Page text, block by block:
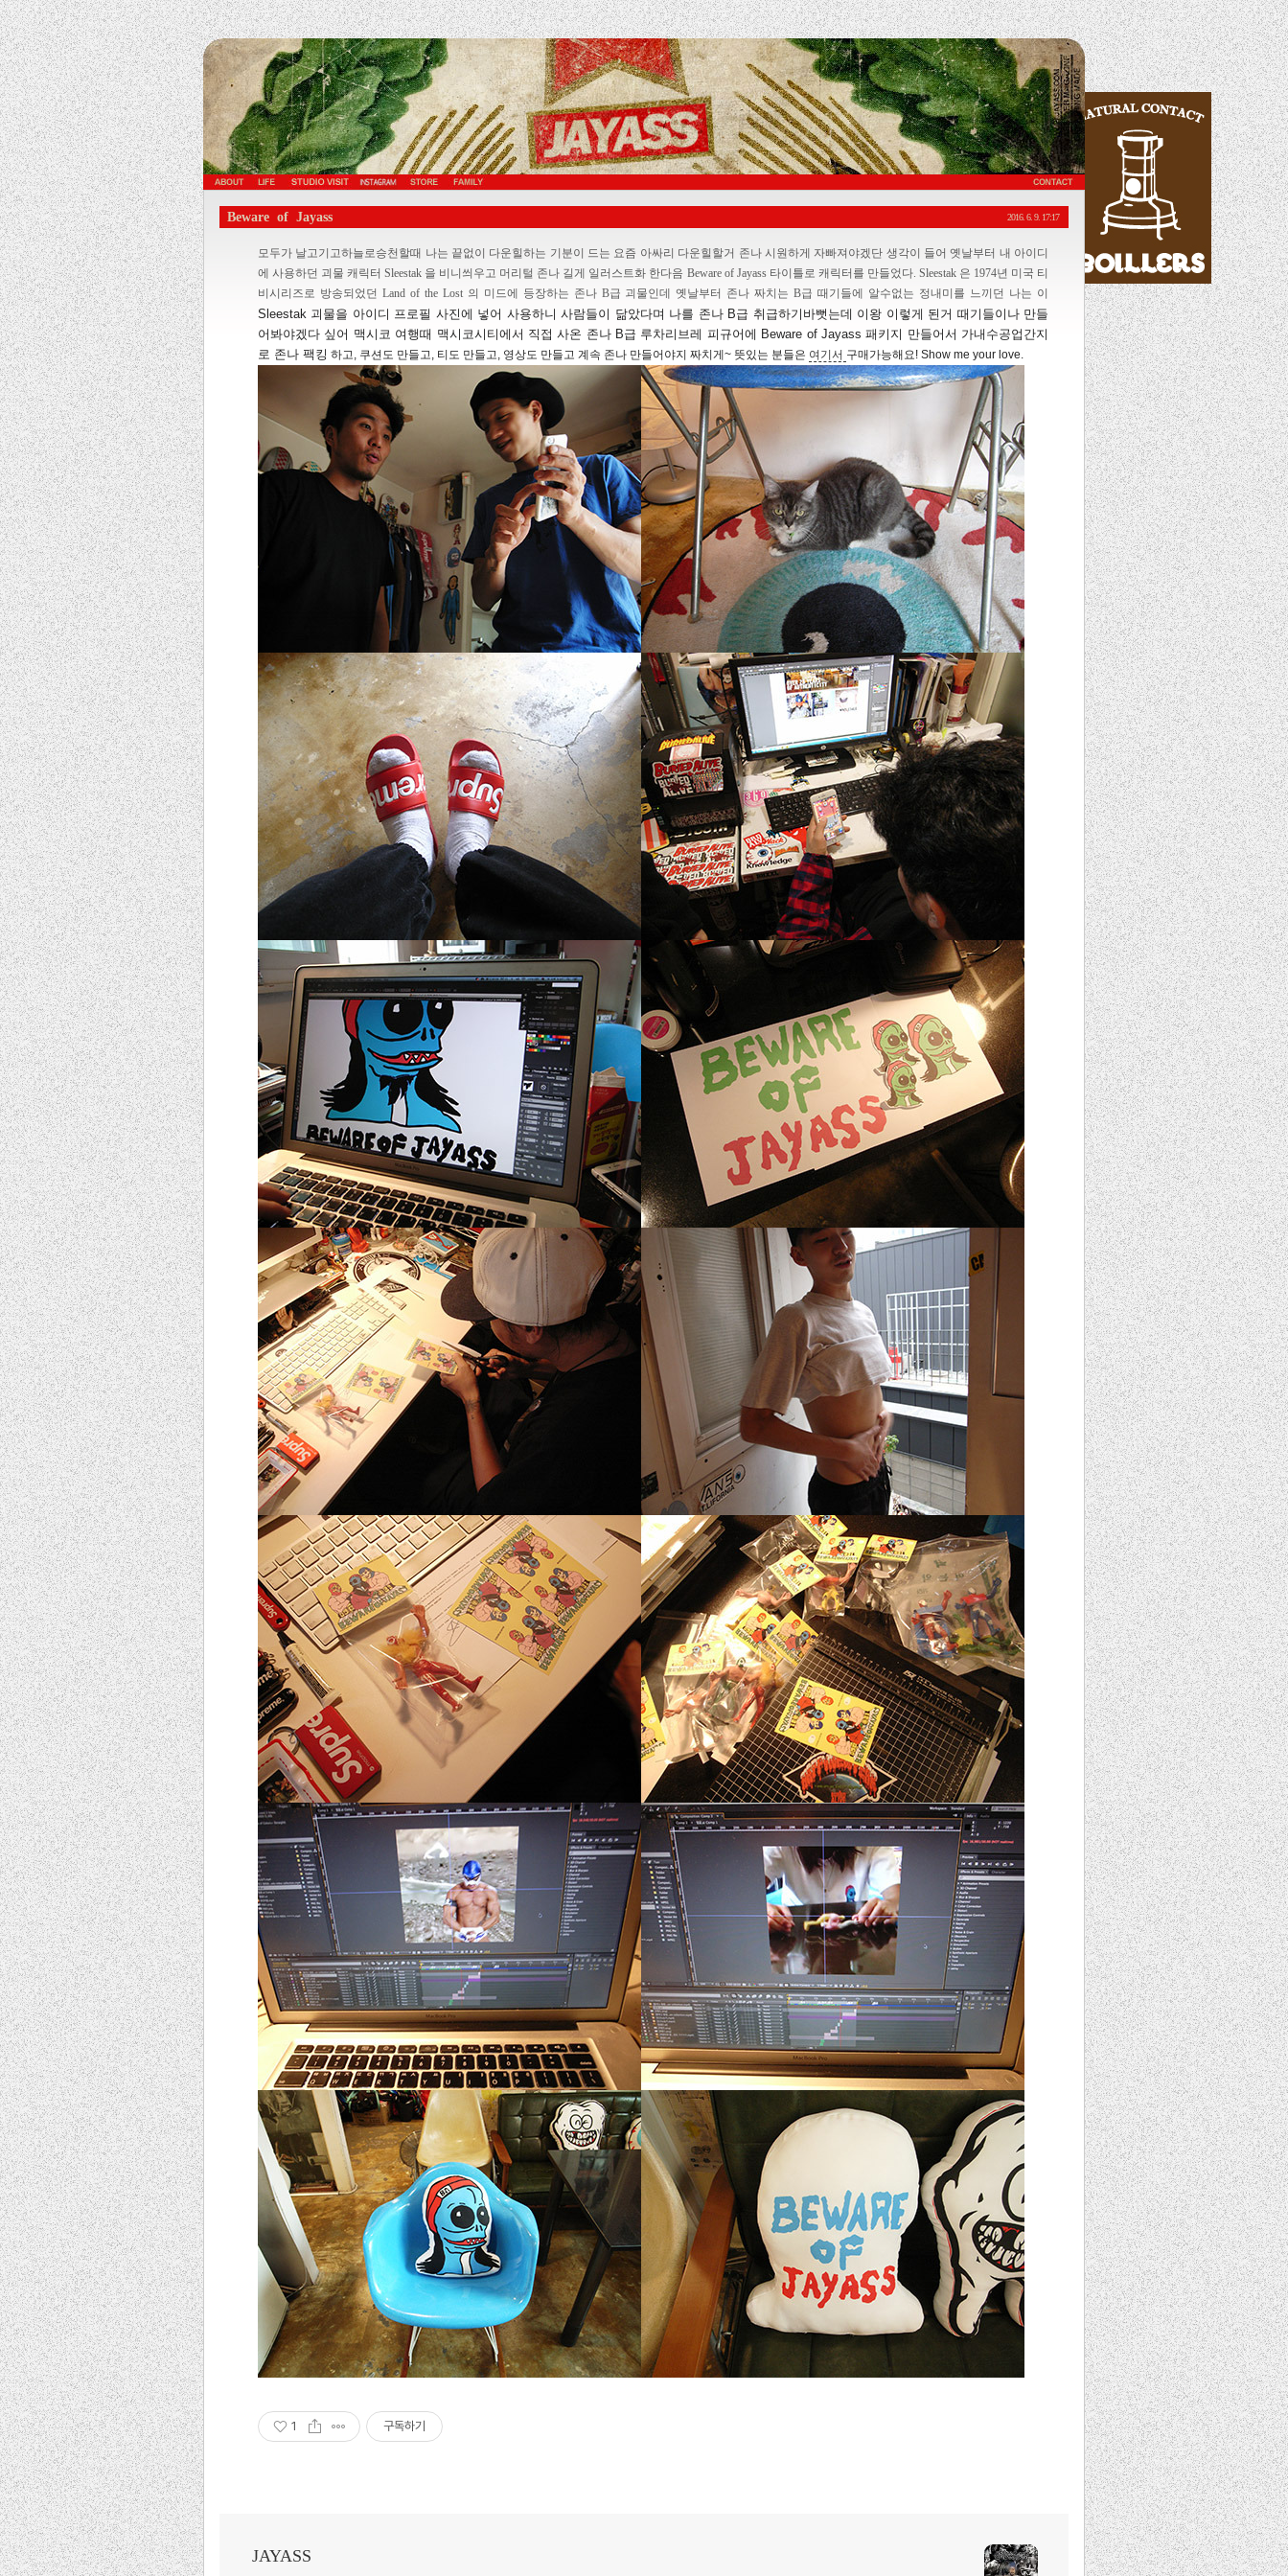
Beware of Jayass 2016. 6. 9. 17:17
모두가 날고기고하늘로승천할때 나는 끝없이 다운힐하는 기분이 드는 요즘 아싸리 다운힐할거 존나 시원하게 자빠져야겠단 생각이 들어 옛날부터 내 아이디
에 사용하던 괴물 캐릭터 Sleestak 을 비니씌우고 머리털 존나 길게 일러스트화 한다음 Beware of Jayass 타이틀로 캐릭터를 만들었다. Sleestak 은 1974년 미국 티
비시리즈로 방송되었던 Land of the Lost 의 미드에 등장하는 존나 B급 괴물인데 옛날부터 존나 짜치는 B급 때기들에 알수없는 정내미를 느끼던 나는 이
Sleestak 괴물을 아이디 프로필 사진에 넣어 사용하니 사람들이 닮았다며 나를 존나 B급 취급하기바뻣는데 이왕 이렇게 된거 때기들이나 만들
어봐야겠다 싶어 맥시코 여행때 맥시코시티에서 직접 사온 존나 B급 루차리브레 피규어에 Beware of Jayass 패키지 만들어서 가내수공업간지
로 존나 팩킹 하고, 쿠션도 만들고, 티도 만들고, 영상도 만들고 계속 존나 만들어야지 짜치게~ 뜻있는 분들은 여기서 구매가능해요! Show me your love.
1 구독하기
JAYASS